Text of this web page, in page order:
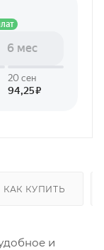
КАК КУПИТЬ
и